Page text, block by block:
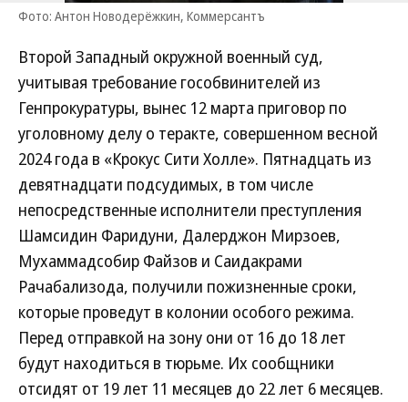
Фото: Антон Новодерёжкин, Коммерсантъ
Второй Западный окружной военный суд,
учитывая требование гособвинителей из
Генпрокуратуры, вынес 12 марта приговор по
уголовному делу о теракте, совершенном весной
2024 года в «Крокус Сити Холле». Пятнадцать из
девятнадцати подсудимых, в том числе
непосредственные исполнители преступления
Шамсидин Фаридуни, Далерджон Мирзоев,
Мухаммадсобир Файзов и Саидакрами
Рачабализода, получили пожизненные сроки,
которые проведут в колонии особого режима.
Перед отправкой на зону они от 16 до 18 лет
будут находиться в тюрьме. Их сообщники
отсидят от 19 лет 11 месяцев до 22 лет 6 месяцев.